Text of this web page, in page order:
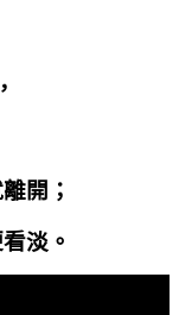
開；
淡。